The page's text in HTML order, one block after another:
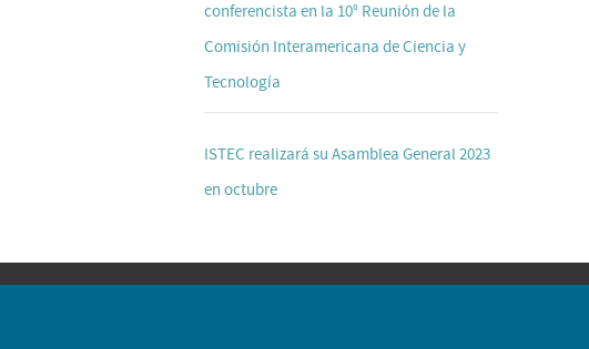
conferencista en la 10° Reunión de la
Comisión Interamericana de Ciencia y
Tecnología
ISTEC realizará su Asamblea General 2023
en octubre